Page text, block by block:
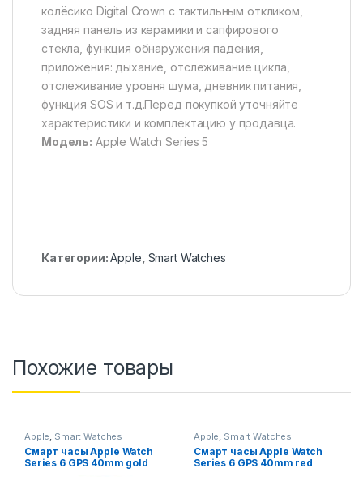
колёсико Digital Crown с тактильным откликом,
задняя панель из керамики и сапфирового
стекла, функция обнаружения падения,
приложения: дыхание, отслеживание цикла,
отслеживание уровня шума, дневник питания,
функция SOS и т.д.Перед покупкой уточняйте
характеристики и комплектацию у продавца.
Модель: Apple Watch Series 5
Категории:Apple Smart Watches
Похожие товары
Apple, Smart Watches
Смарт часы Apple Watch
Series 6 GPS 40mm gold
Apple, Smart Watches
Смарт часы Apple Watch
Series 6 GPS 40mm red